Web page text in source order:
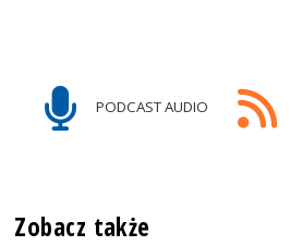
PODCAST AUDIO
Zobacz także